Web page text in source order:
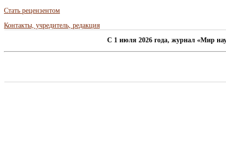
Стать рецензентом
Контакты, учредитель, редакция
C 1 июля 2026 года, журнал «Мир